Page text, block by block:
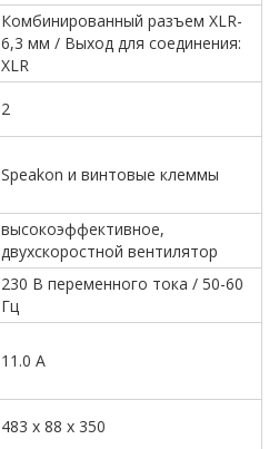
Комбинированный разъем XLR-
6,3 мм / Выход для соединения:
XLR
2
Speakon и винтовые клеммы
высокоэффективное,
двухскоростной вентилятор
230 В переменного тока / 50-60
Гц
11.0 А
483 x 88 x 350